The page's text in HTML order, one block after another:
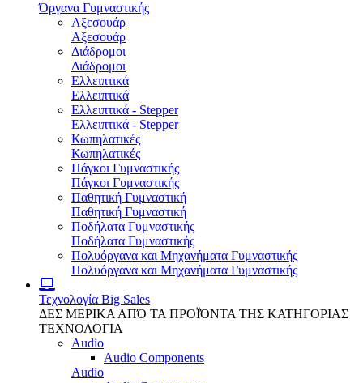
Όργανα Γυμναστικής
Αξεσουάρ
Αξεσουάρ
Διάδρομοι
Διάδρομοι
Ελλειπτικά
Ελλειπτικά
Ελλειπτικά - Stepper
Ελλειπτικά - Stepper
Κωπηλατικές
Κωπηλατικές
Πάγκοι Γυμναστικής
Πάγκοι Γυμναστικής
Παθητική Γυμναστική
Παθητική Γυμναστική
Ποδήλατα Γυμναστικής
Ποδήλατα Γυμναστικής
Πολυόργανα και Μηχανήματα Γυμναστικής
Πολυόργανα και Μηχανήματα Γυμναστικής
Τεχνολογία Big Sales
ΔΕΣ ΜΕΡΙΚΑ ΑΠΌ ΤΑ ΠΡΟΪΌΝΤΑ ΤΗΣ ΚΑΤΗΓΟΡΙΑΣ
ΤΕΧΝΟΛΟΓΙΑ
Audio
Audio Components
Audio